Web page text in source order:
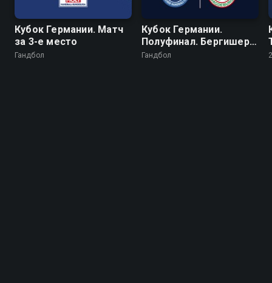
Кубок Германии. Матч
за 3-е место
Гандбол
Кубок Германии.
Полуфинал. Бергишер -
Магдебург
Гандбол